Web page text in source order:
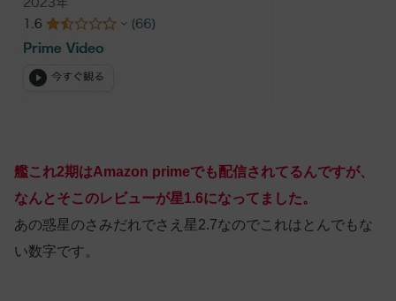
艦これ2期はAmazon primeでも配信されてるんですが、
なんとそこのレビューが星1.6になってました。
あの惑星のさみだれでさえ星2.7なのでこれはとんでもな
い数字です。